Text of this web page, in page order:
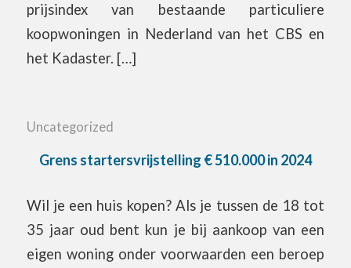
prijsindex van bestaande particuliere
koopwoningen in Nederland van het CBS en
het Kadaster. […]
Uncategorized
Grens startersvrijstelling € 510.000 in 2024
Wil je een huis kopen? Als je tussen de 18 tot
35 jaar oud bent kun je bij aankoop van een
eigen woning onder voorwaarden een beroep